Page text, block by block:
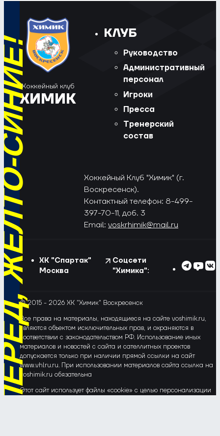
СИНИЕ!
Хоккейный клуб
ХИМИК
КЛУБ
Руководство
Административный
персонал
Игроки
Пресса
Тренерский
состав
Хоккейный Клуб "Химик" (г.
Воскресенск).
Контактный телефон: 8-499-
397-70-11, доб. 3
Email: voskrhimik@mail.ru
ХК "Спартак"
Москва
Соцсети
"Химика":
© 2015 - 2026 ХК "Химик" Воскресенск
Все права на материалы, находящиеся на сайте voshimik.ru,
являются объектом исключительных прав, и охраняются в
соответствии с законодательством РФ. Использование иных
материалов и новостей с сайта и сателлитных проектов
допускается только при наличии прямой ссылки на сайт
www.vhlru.ru. При использовании материалов сайта ссылка на
voshimik.ru обязательна
Этот сайт использует файлы «cookie» с целью персонализации